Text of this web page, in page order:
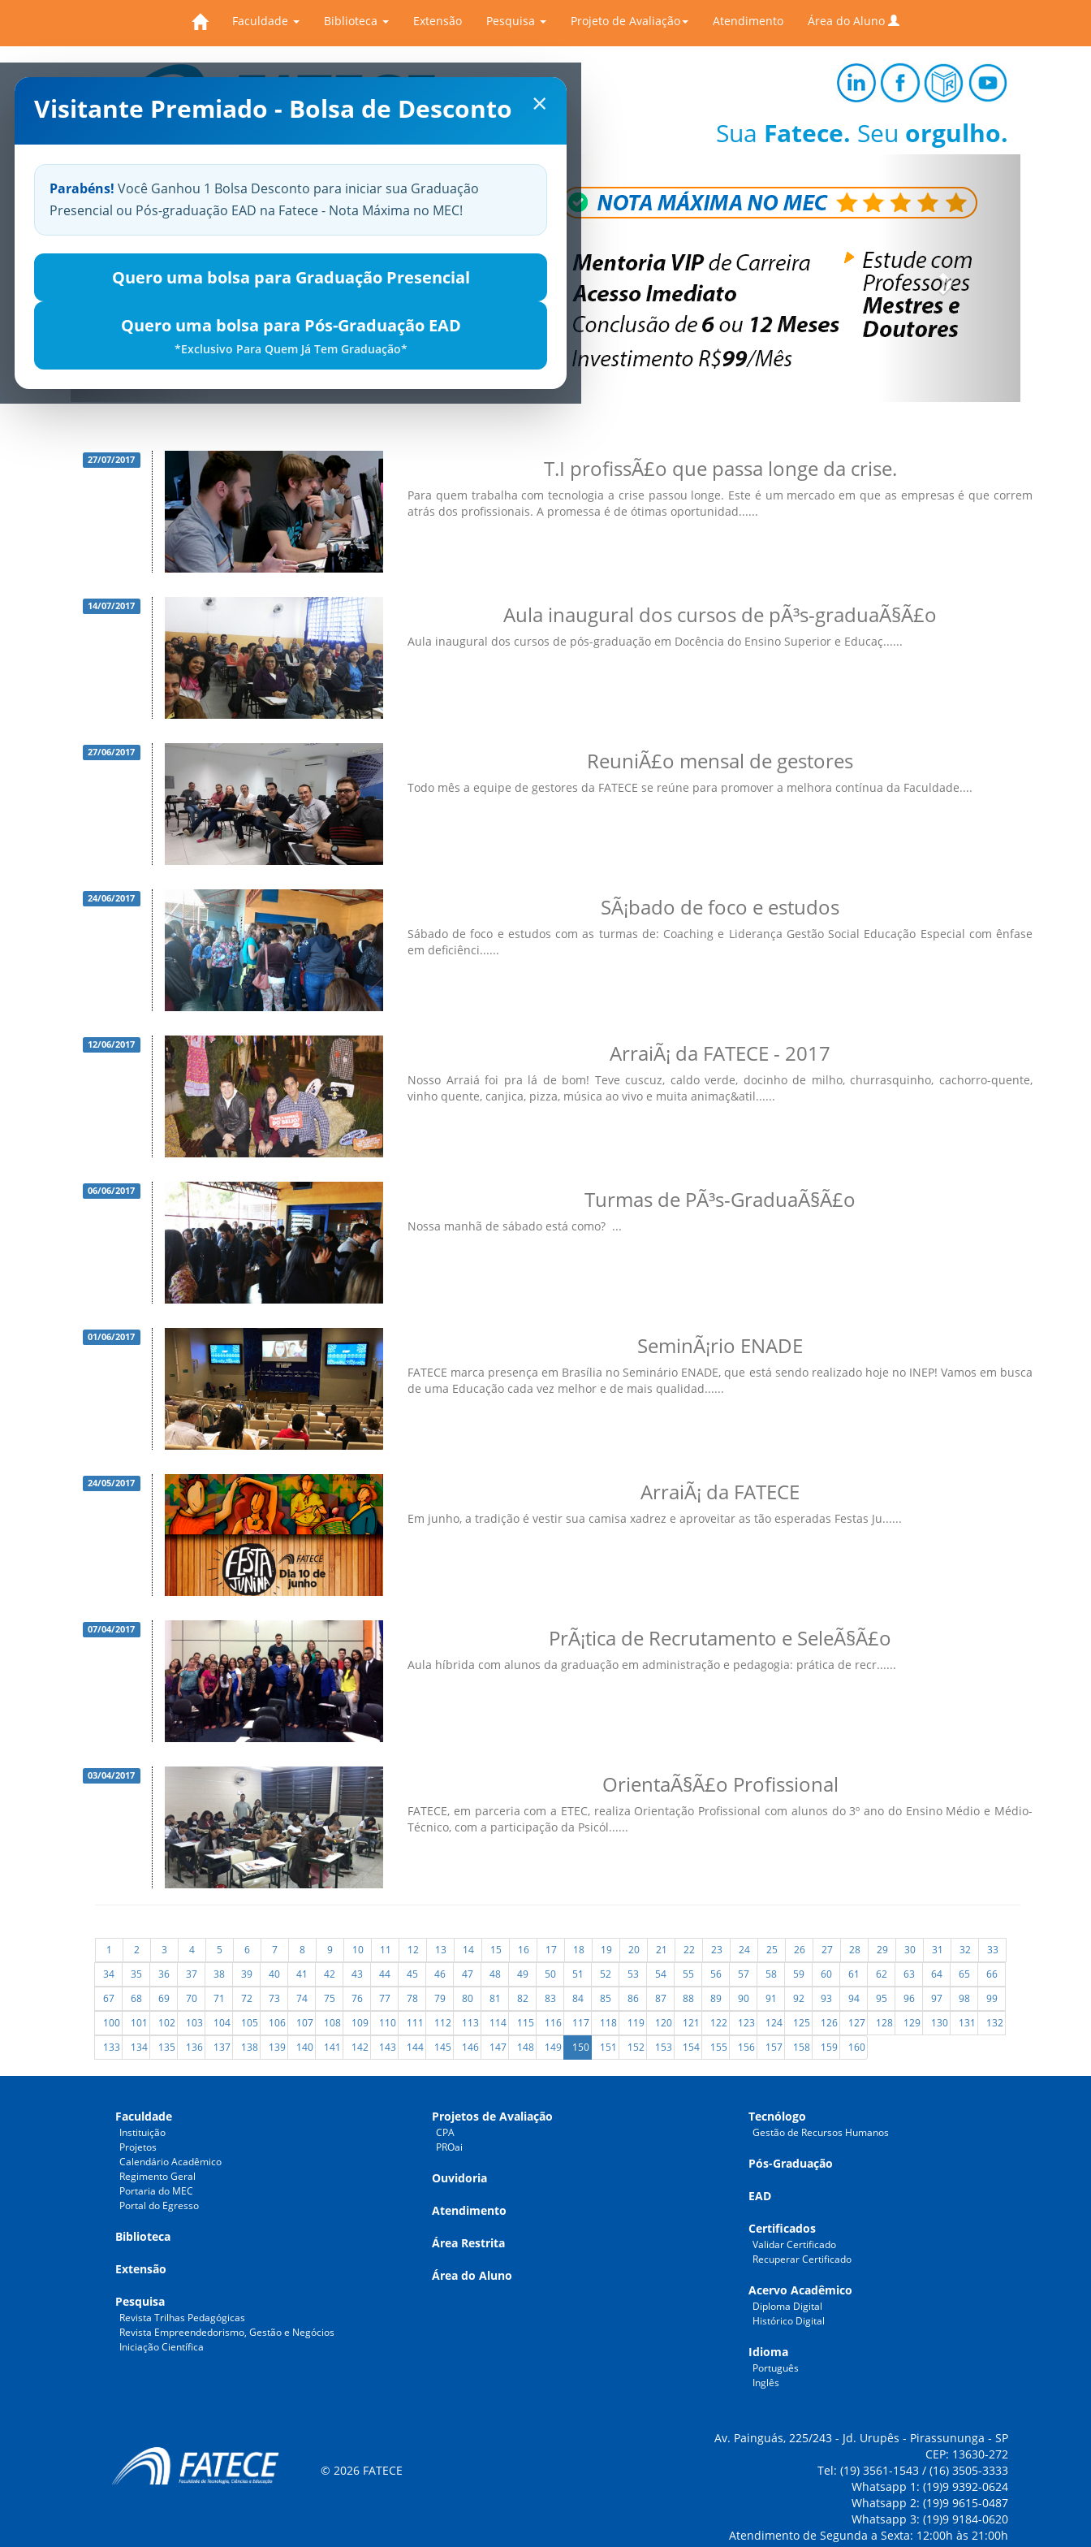
Faculdade Biblioteca Extensão Pesquisa Projeto de Avaliação Atendimento Área do Aluno
×
Visitante Premiado - Bolsa de Desconto
Parabéns! Você Ganhou 1 Bolsa Desconto para iniciar sua Graduação
Presencial ou Pós-graduação EAD na Fatece - Nota Máxima no MEC!
Quero uma bolsa para Graduação Presencial
Quero uma bolsa para Pós-Graduação EAD
*Exclusivo Para Quem Já Tem Graduação*
Sua Fatece. Seu orgulho.
Previous
27/07/2017 T.I profissÃ£o que passa longe da crise.
Para quem trabalha com tecnologia a crise passou longe. Este é um mercado em que as empresas é que correm
atrás dos profissionais. A promessa é de ótimas oportunidad......
14/07/2017 Aula inaugural dos cursos de pÃ³s-graduaÃ§Ã£o
Aula inaugural dos cursos de pós-graduação em Docência do Ensino Superior e Educaç......
27/06/2017 ReuniÃ£o mensal de gestores
Todo mês a equipe de gestores da FATECE se reúne para promover a melhora contínua da Faculdade....
24/06/2017 SÃ¡bado de foco e estudos
Sábado de foco e estudos com as turmas de: Coaching e Liderança Gestão Social Educação Especial com ênfase
em deficiênci......
12/06/2017 ArraiÃ¡ da FATECE - 2017
Nosso Arraiá foi pra lá de bom! Teve cuscuz, caldo verde, docinho de milho, churrasquinho, cachorro-quente,
vinho quente, canjica, pizza, música ao vivo e muita animaç&atil......
06/06/2017 Turmas de PÃ³s-GraduaÃ§Ã£o
Nossa manhã de sábado está como? ...
01/06/2017 SeminÃ¡rio ENADE
FATECE marca presença em Brasília no Seminário ENADE, que está sendo realizado hoje no INEP! Vamos em busca
de uma Educação cada vez melhor e de mais qualidad......
24/05/2017 ArraiÃ¡ da FATECE
Em junho, a tradição é vestir sua camisa xadrez e aproveitar as tão esperadas Festas Ju......
07/04/2017 PrÃ¡tica de Recrutamento e SeleÃ§Ã£o
Aula híbrida com alunos da graduação em administração e pedagogia: prática de recr......
03/04/2017 OrientaÃ§Ã£o Profissional
FATECE, em parceria com a ETEC, realiza Orientação Profissional com alunos do 3º ano do Ensino Médio e Médio-
Técnico, com a participação da Psicól......
1 2 3 4 5 6 7 8 9 10 11 12 13 14 15 16 17 18 19 20 21 22 23 24 25 26 27 28 29 30 31 32
33
34
35 36 37 38 39 40 41 42 43 44 45 46 47 48 49 50 51 52 53 54 55 56 57 58 59 60 61 62 63 64 65
66
67
68 69 70 71 72 73 74 75 76 77 78 79 80 81 82 83 84 85 86 87 88 89 90 91 92 93 94 95 96 97 98
99
100
101 102 103 104 105 106 107 108 109 110 111 112 113 114 115 116 117 118 119 120 121 122 123 124 125 126 127 128 129 130 131
132
133
134 135 136 137 138 139 140 141 142 143 144 145 146 147 148 149 150 151 152 153 154 155 156 157 158 159 160
Faculdade
Instituição
Projetos
Calendário Acadêmico
Regimento Geral
Portaria do MEC
Portal do Egresso
Biblioteca
Extensão
Pesquisa
Revista Trilhas Pedagógicas
Revista Empreendedorismo, Gestão e Negócios
Iniciação Científica
Projetos de Avaliação
CPA
PROai
Ouvidoria
Atendimento
Área Restrita
Área do Aluno
Tecnólogo
Gestão de Recursos Humanos
Pós-Graduação
EAD
Certificados
Validar Certificado
Recuperar Certificado
Acervo Acadêmico
Diploma Digital
Histórico Digital
Idioma
Português
Inglês
© 2026 FATECE
Av. Painguás, 225/243 - Jd. Urupês - Pirassununga - SP
CEP: 13630-272
Tel: (19) 3561-1543 / (16) 3505-3333
Whatsapp 1: (19)9 9392-0624
Whatsapp 2: (19)9 9615-0487
Whatsapp 3: (19)9 9184-0620
Atendimento de Segunda a Sexta: 12:00h às 21:00h